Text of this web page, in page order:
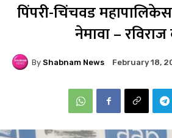
पिंपरी-चिंचवड
नेमावा –
By Shabnam News February 18,